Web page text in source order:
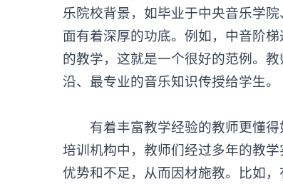
乐院校背景，如毕业于中央音乐学
面有着深厚的功底。例如，中音阶
的教学，这就是一个很好的范例。
沿、最专业的音乐知识传授给学生。
有着丰富教学经验的教师更懂得
培训机构中，教师们经过多年的教
优势和不足，从而因材施教。比如